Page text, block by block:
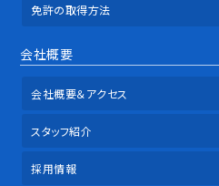
免許の取得方法
会社概要
会社概要＆アクセス
スタッフ紹介
採用情報